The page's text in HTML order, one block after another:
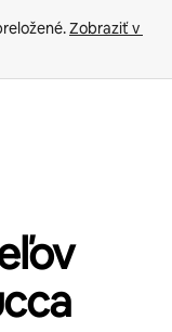
Zobraziť v